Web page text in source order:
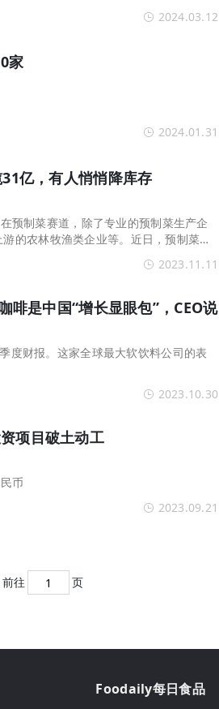
2024.03.12
家
2024.01.31
亿，有人悄悄降库存
预制菜赛道，除了专业的预制菜生产企
的农林牧渔类企业等。近日，预制菜相
2023.11.11
是中国“增长显眼包”，CEO说
度财报。这家全球最大软饮料公司的表
2023.10.30
项目破土动工
币
2023.09.21
前往 页
Foodaily每日食品